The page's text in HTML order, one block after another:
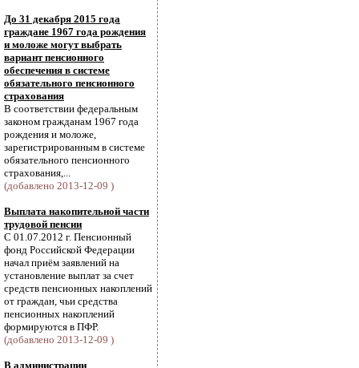
До 31 декабря 2015 года
граждане 1967 года рождения
и моложе могут выбрать
вариант пенсионного
обеспечения в системе
обязательного пенсионного
страхования
В соответствии федеральным
законом гражданам 1967 года
рождения и моложе,
зарегистрированным в системе
обязательного пенсионного
страхования,...
(добавлено 2013-12-09 )
Выплата накопительной части
трудовой пенсии
С 01.07.2012 г. Пенсионный
фонд Российской Федерации
начал приём заявлений на
установление выплат за счет
средств пенсионных накоплений
от граждан, чьи средства
пенсионных накоплений
формируются в ПФР.
(добавлено 2013-12-09 )
В администрации